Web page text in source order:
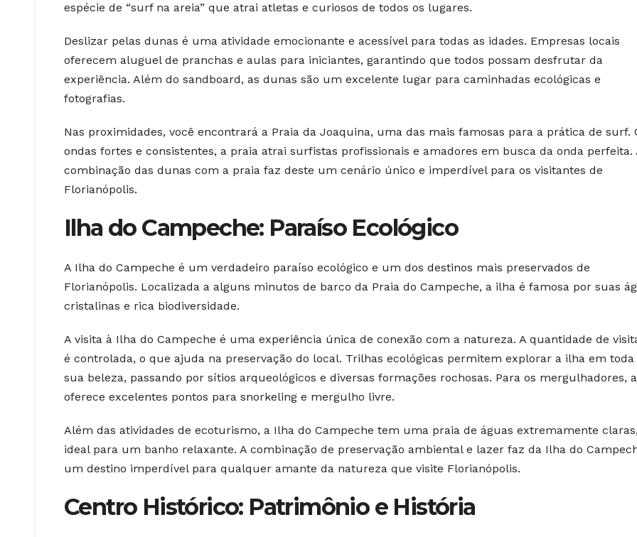
espécie de “surf na areia” que atrai atletas e curiosos de todos os lugares.
Deslizar pelas dunas é uma atividade emocionante e acessível para todas as idades. Empresas locais
oferecem aluguel de pranchas e aulas para iniciantes, garantindo que todos possam desfrutar da
experiência. Além do sandboard, as dunas são um excelente lugar para caminhadas ecológicas e
fotografias.
Nas proximidades, você encontrará a Praia da Joaquina, uma das mais famosas para a prática de surf.
ondas fortes e consistentes, a praia atrai surfistas profissionais e amadores em busca da onda perfeita.
combinação das dunas com a praia faz deste um cenário único e imperdível para os visitantes de
Florianópolis.
Ilha do Campeche: Paraíso Ecológico
A Ilha do Campeche é um verdadeiro paraíso ecológico e um dos destinos mais preservados de
Florianópolis. Localizada a alguns minutos de barco da Praia do Campeche, a ilha é famosa por suas
cristalinas e rica biodiversidade.
A visita à Ilha do Campeche é uma experiência única de conexão com a natureza. A quantidade de
é controlada, o que ajuda na preservação do local. Trilhas ecológicas permitem explorar a ilha em toda
sua beleza, passando por sítios arqueológicos e diversas formações rochosas. Para os mergulhadores,
oferece excelentes pontos para snorkeling e mergulho livre.
Além das atividades de ecoturismo, a Ilha do Campeche tem uma praia de águas extremamente
ideal para um banho relaxante. A combinação de preservação ambiental e lazer faz da Ilha do
um destino imperdível para qualquer amante da natureza que visite Florianópolis.
Centro Histórico: Patrimônio e História